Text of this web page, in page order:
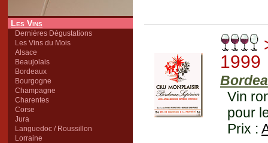
Les Vins
Dernières Dégustations
Les Vins du Mois
Alsace
Beaujolais
Bordeaux
Bourgogne
Champagne
Charentes
Corse
Jura
Languedoc / Roussillon
Lorraine
1999
Vin
pour
Prix :